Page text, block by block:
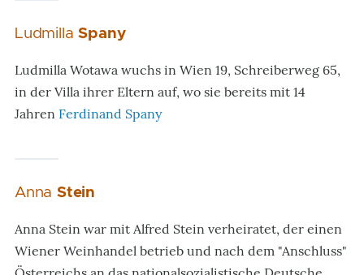
LudmillaSpany
Ludmilla Wotawa wuchs in Wien 19, Schreiberweg 65,
in der Villa ihrer Eltern auf, wo sie bereits mit 14
Jahren Ferdinand Spany
AnnaStein
Anna Stein war mit Alfred Stein verheiratet, der einen
Wiener Weinhandel betrieb und nach dem "Anschluss"